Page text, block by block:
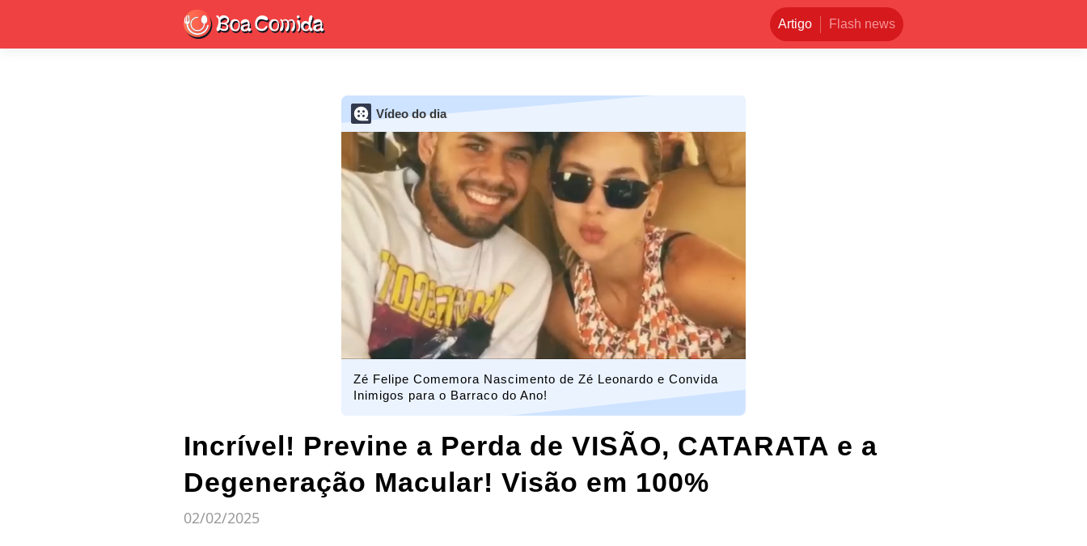
Artigo Flash news
Vídeo do dia
Zé Felipe Comemora Nascimento de Zé Leonardo e Convida
Inimigos para o Barraco do Ano!
Incrível! Previne a Perda de VISÃO, CATARATA e a
Degeneração Macular! Visão em 100%
02/02/2025